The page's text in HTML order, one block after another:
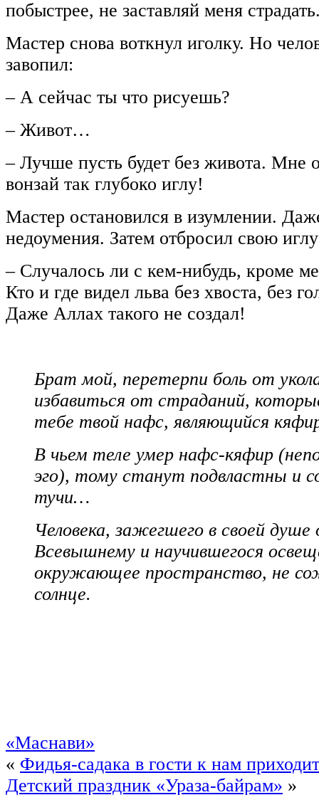
побыстрее, не заставляй меня
Мастер снова воткнул иголку. Но
завопил:
– А сейчас ты что рисуешь?
– Живот…
– Лучше пусть будет без живота. Мне
вонзай так глубоко иглу!
Мастер остановился в изумлении.
недоумения. Затем отбросил свою
– Случалось ли с кем-нибудь, кроме
Кто и где видел льва без хвоста, без
Даже Аллах такого не создал!
Брат мой, перетерпи боль от
избавиться от страданий,
тебе твой нафс, являющийся
В чьем теле умер нафс-кяфир
эго), тому станут подвластны и
тучи…
Человека, зажегшего в своей душе
Всевышнему и научившегося
окружающее пространство, не
солнце.
«Маснави»
« Фидья-садака в гости к нам приходит
Детский праздник «Ураза-байрам» »